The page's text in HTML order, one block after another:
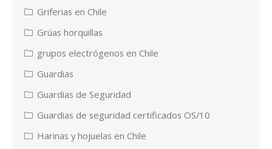
Griferias en Chile
Grúas horquillas
grupos electrógenos en Chile
Guardias
Guardias de Seguridad
Guardias de seguridad certificados OS/10
Harinas y hojuelas en Chile